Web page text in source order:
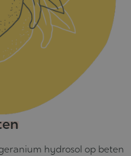
hydrosol op beten